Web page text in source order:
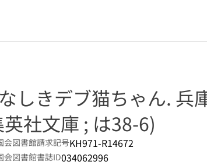
ージへのリンク
しきデブ猫ちゃん. 兵
英社文庫 ; は38-6)
会図書館請求記号KH971-R14672
会図書館書誌ID034062996